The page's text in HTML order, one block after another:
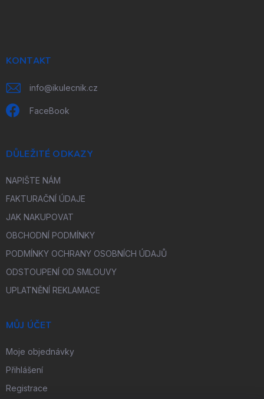
KONTAKT
info@ikulecnik.cz
FaceBook
DŮLEŽITÉ ODKAZY
NAPIŠTE NÁM
FAKTURAČNÍ ÚDAJE
JAK NAKUPOVAT
OBCHODNÍ PODMÍNKY
PODMÍNKY OCHRANY OSOBNÍCH ÚDAJŮ
ODSTOUPENÍ OD SMLOUVY
UPLATNĚNÍ REKLAMACE
MŮJ ÚČET
Moje objednávky
Přihlášení
Registrace